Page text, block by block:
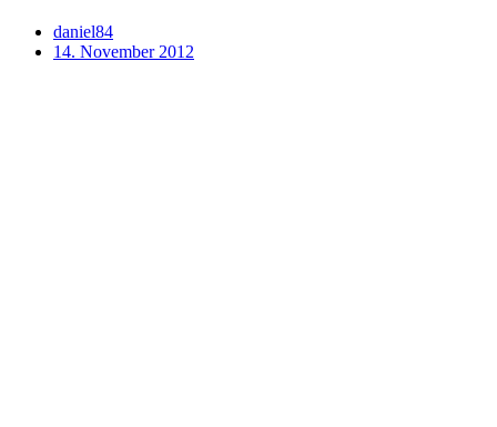
daniel84
14. November 2012